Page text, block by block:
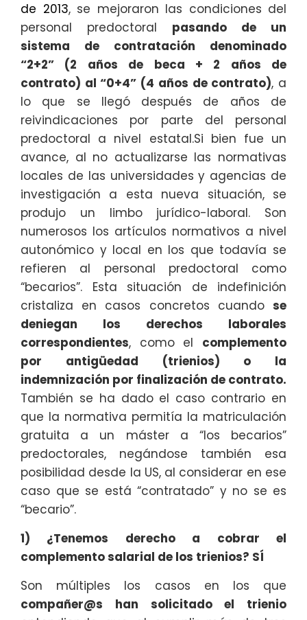
de 2013, se mejoraron las condiciones del
personal predoctoral pasando de un
sistema de contratación denominado
“2+2” (2 años de beca + 2 años de
contrato) al “0+4” (4 años de contrato), a
lo que se llegó después de años de
reivindicaciones por parte del personal
predoctoral a nivel estatal.Si bien fue un
avance, al no actualizarse las normativas
locales de las universidades y agencias de
investigación a esta nueva situación, se
produjo un limbo jurídico-laboral. Son
numerosos los artículos normativos a nivel
autonómico y local en los que todavía se
refieren al personal predoctoral como
“becarios”. Esta situación de indefinición
cristaliza en casos concretos cuando se
deniegan los derechos laborales
correspondientes, como el complemento
por antigüedad (trienios) o la
indemnización por finalización de contrato.
También se ha dado el caso contrario en
que la normativa permitía la matriculación
gratuita a un máster a “los becarios”
predoctorales, negándose también esa
posibilidad desde la US, al considerar en ese
caso que se está “contratado” y no se es
“becario”.
1) ¿Tenemos derecho a cobrar el
complemento salarial de los trienios? SÍ
Son múltiples los casos en los que
compañer@s han solicitado el trienio